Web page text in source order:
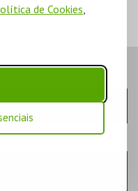
de Cookies,